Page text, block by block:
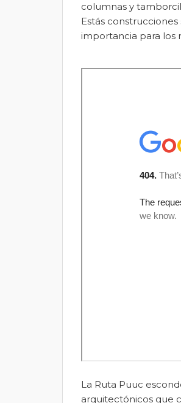
columnas y
Estás
importancia para los
La Ruta Puuc
arquitectónicos que